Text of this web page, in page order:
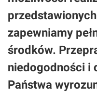
zapewniamy
środków.
niedogodności i
Państwa